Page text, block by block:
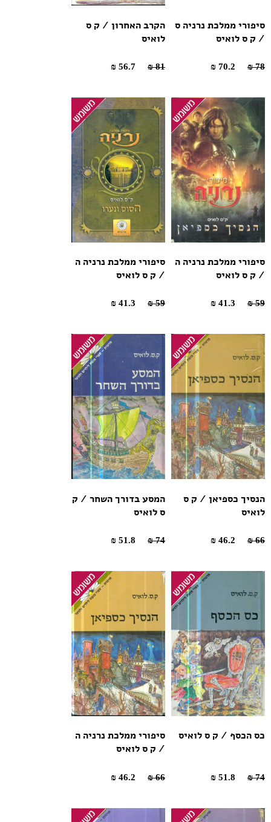
סיפורי ממלכת נרניה ס
/ ק ס לואיס
78 ₪
הקרב האחרון / ק ס
לואיס
81 ₪
סיפורי ממלכת נרניה ה
/ ק ס לואיס
59 ₪
סיפורי ממלכת נרניה ה
/ ק ס לואיס
59 ₪
הנסיך כספיאן / ק ס
לואיס
66 ₪
המסע בדורך השחר / ק
ס לואיס
74 ₪
כס הכסף / ק ס לואיס
74 ₪
סיפורי ממלכת נרניה ה
/ ק ס לואיס
66 ₪